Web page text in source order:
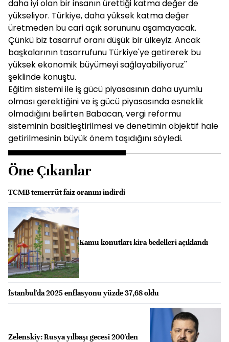
daha iyi olan bir insanın ürettiği katma değer de
yükseliyor. Türkiye, daha yüksek katma değer
üretmeden bu cari açık sorununu aşamayacak.
Çünkü biz tasarruf oranı düşük bir ülkeyiz. Ancak
başkalarının tasarrufunu Türkiye'ye getirerek bu
yüksek ekonomik büyümeyi sağlayabiliyoruz''
şeklinde konuştu.
Eğitim sistemi ile iş gücü piyasasının daha uyumlu
olması gerektiğini ve iş gücü piyasasında esneklik
olmadığını belirten Babacan, vergi reformu
sisteminin basitleştirilmesi ve denetimin objektif hale
getirilmesinin büyük önem taşıdığını söyledi.
Öne Çıkanlar
TCMB temerrüt faiz oranını indirdi
Kamu konutları kira bedelleri açıklandı
İstanbul'da 2025 enflasyonu yüzde 37,68 oldu
Zelenskiy: Rusya yılbaşı gecesi 200'den